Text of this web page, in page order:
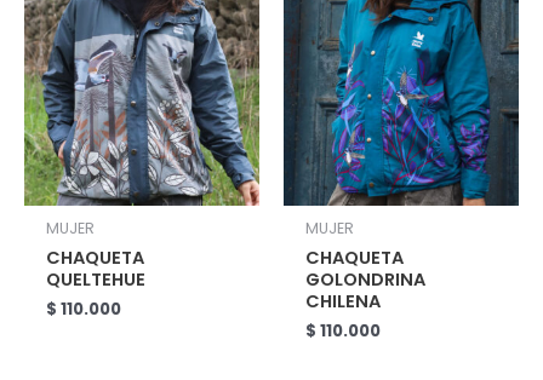
MUJER
CHAQUETA
QUELTEHUE
$ 110.000
MUJER
CHAQUETA
GOLONDRINA
CHILENA
$ 110.000